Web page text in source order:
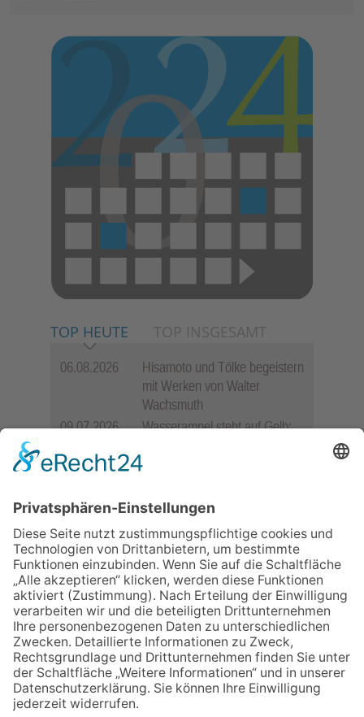
TOP HEUTE TOP INSGESAMT
06.08.2026
Hisamoto und Tölke begeistern
mit Werken von Walter
Wachsmuth
09.07.2026
Wasserampel steht auf Gelb:
auf
Homburg starten
Siedlung und
Gartenfeldsiedlung
12.05.2026
Zweisprachige Lesung im 7.
Himmel: Vom Geschenk zum
60. Geburtstag zur Autoren-
Karriere
10.05.2026
Hauptamtlicher CDU-Stadtrat
für Friedrichsdorf?